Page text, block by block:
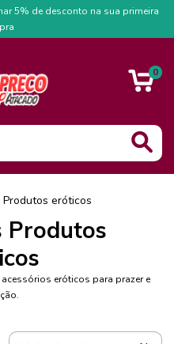
5% de desconto na sua primeira
0
eróticos
Produtos
eróticos para prazer e